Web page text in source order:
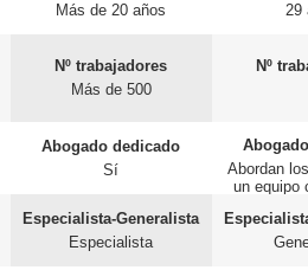
Más de 20 años
Nº trabajadores
Más de 500
Abogado dedicado
Sí
Especialista-Generalista
Especialista
29
Nº
Abordan
un equipo